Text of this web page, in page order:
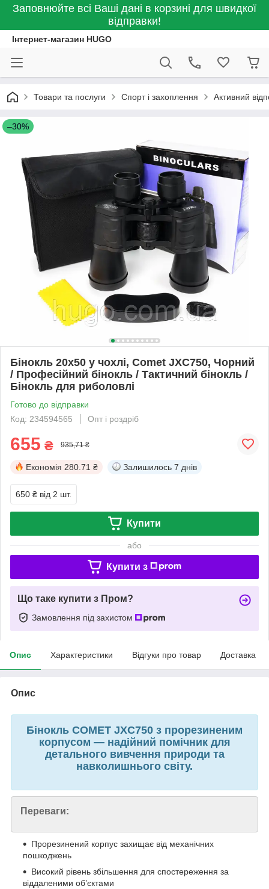
Заповнюйте всі Ваші дані в корзині для швидкої
відправки!
Інтернет-магазин HUGO
Товари та послуги Спорт і захоплення Активний
–30%
Бінокль 20x50 у чохлі, Comet JXC750, Чорний
/ Професійний бінокль / Тактичний бінокль /
Бінокль для риболовлі
Готово до відправки
Код: 234594565
Опт і роздріб
655 ₴ 935,71 ₴
Економія 280.71 ₴ Залишилось 7 днів
650 ₴ від 2 шт.
Купити
або
Купити з
Що таке купити з Пром?
Замовлення під захистом
Опис Характеристики Відгуки про товар Доставка
Опис
Бінокль COMET JXC750 з прорезиненим
корпусом — надійний помічник для
детального вивчення природи та
навколишнього світу.
Переваги:
Прорезинений корпус захищає від механічних
пошкоджень
Високий рівень збільшення для спостереження за
віддаленими об’єктами